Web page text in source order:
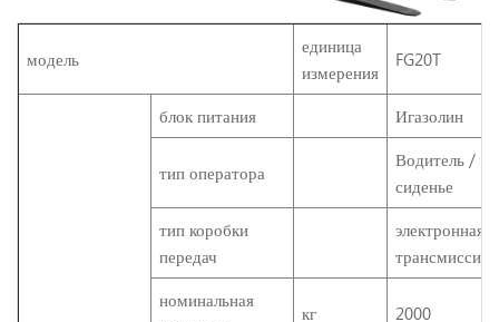
модель
единица
измерения
FG20T
блок питания Игазолин
тип оператора
Водитель /
сиденье
тип коробки
передач
электронная
трансмиссия
номинальная
кг 2000